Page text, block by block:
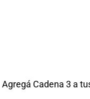
Agregá Cadena 3 a